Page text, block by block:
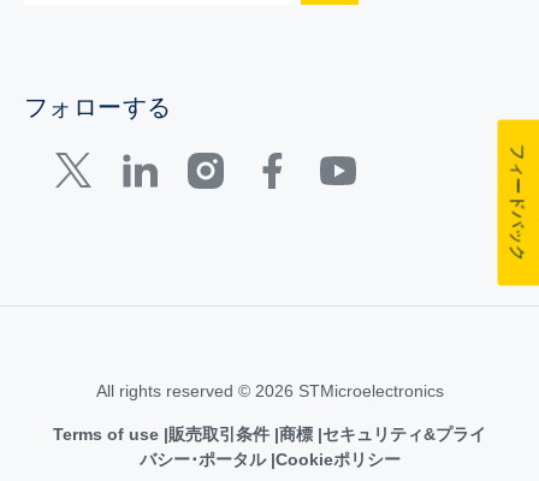
フォローする
All rights reserved © 2026 STMicroelectronics
Terms of use 販売取引条件 商標 セキュリティ&プライ
バシー･ポータル Cookieポリシー
フィードバック